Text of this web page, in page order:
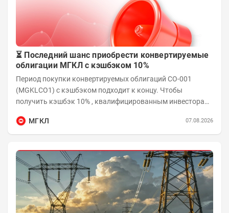
⏳ Последний шанс приобрести конвертируемые
облигации МГКЛ с кэшбэком 10%
Период покупки конвертируемых облигаций СО-001
(MGKLCO1) с кэшбэком подходит к концу. Чтобы
получить кэшбэк 10% , квалифицированным инвесторам
МГКЛ
07.08.2026